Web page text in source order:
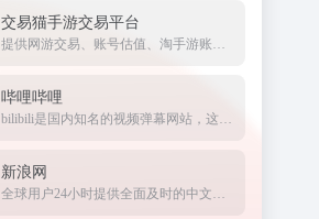
交易猫手游交易平台
提供网游交易、账号估值、淘手游账号、装备道具交易、买号卖号、游戏代练、苹果代充值、游戏充值、首充号等服务，手游交易就上交易猫官网
哔哩哔哩
bilibili是国内知名的视频弹幕网站，这里有及时的动漫新番，活跃的ACG氛围，有创意的Up主。大家可以在这里找到许多欢乐。
新浪网
全球用户24小时提供全面及时的中文资讯